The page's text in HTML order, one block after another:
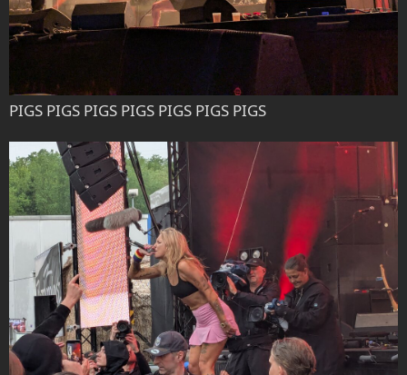
PIGS PIGS PIGS PIGS PIGS PIGS PIGS